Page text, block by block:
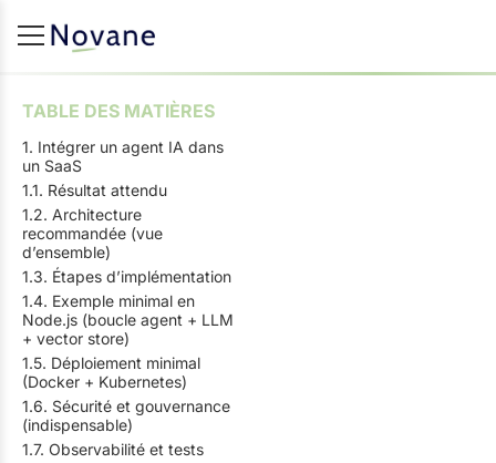
TABLE DES MATIÈRES
1. Intégrer un agent IA dans
un SaaS
1.1. Résultat attendu
1.2. Architecture
recommandée (vue
d’ensemble)
1.3. Étapes d’implémentation
1.4. Exemple minimal en
Node.js (boucle agent + LLM
+ vector store)
1.5. Déploiement minimal
(Docker + Kubernetes)
1.6. Sécurité et gouvernance
(indispensable)
1.7. Observabilité et tests